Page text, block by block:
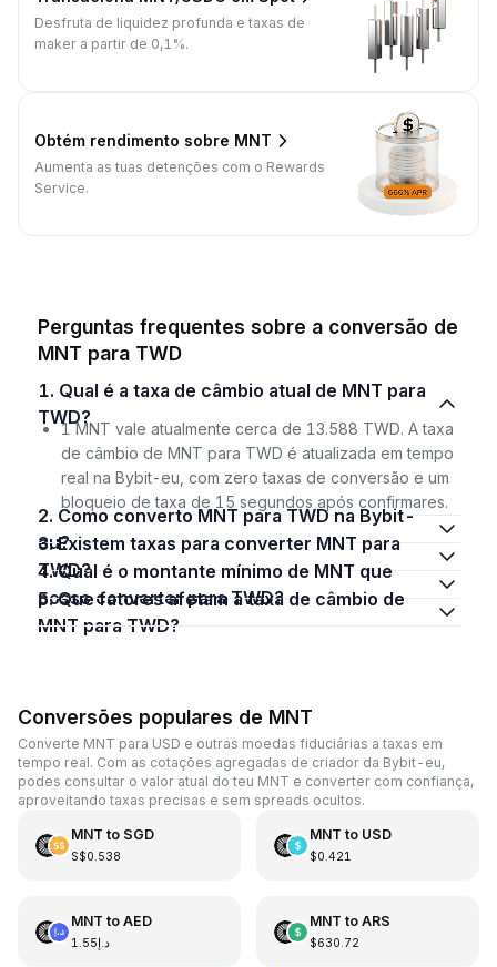
Desfruta de liquidez profunda e taxas de
maker a partir de 0,1%.
Obtém rendimento sobre MNT
Aumenta as tuas detenções com o Rewards
Service.
Perguntas frequentes sobre a conversão de
MNT para TWD
1. Qual é a taxa de câmbio atual de MNT para
TWD?
1 MNT vale atualmente cerca de 13.588 TWD. A taxa
de câmbio de MNT para TWD é atualizada em tempo
real na Bybit-eu, com zero taxas de conversão e um
bloqueio de taxa de 15 segundos após confirmares.
2. Como converto MNT para TWD na Bybit-
eu?
3. Existem taxas para converter MNT para
TWD?
4. Qual é o montante mínimo de MNT que
posso converter para TWD?
5. Que fatores afetam a taxa de câmbio de
MNT para TWD?
Conversões populares de MNT
Converte MNT para USD e outras moedas fiduciárias a taxas em
tempo real. Com as cotações agregadas de criador da Bybit-eu,
podes consultar o valor atual do teu MNT e converter com confiança,
aproveitando taxas precisas e sem spreads ocultos.
MNT to SGD
S$0.538
MNT to USD
$0.421
MNT to AED
د.إ1.55
MNT to ARS
$630.72